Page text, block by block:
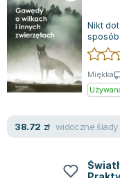
Nikt
sposób
Miękka
38.72 zł widoczne